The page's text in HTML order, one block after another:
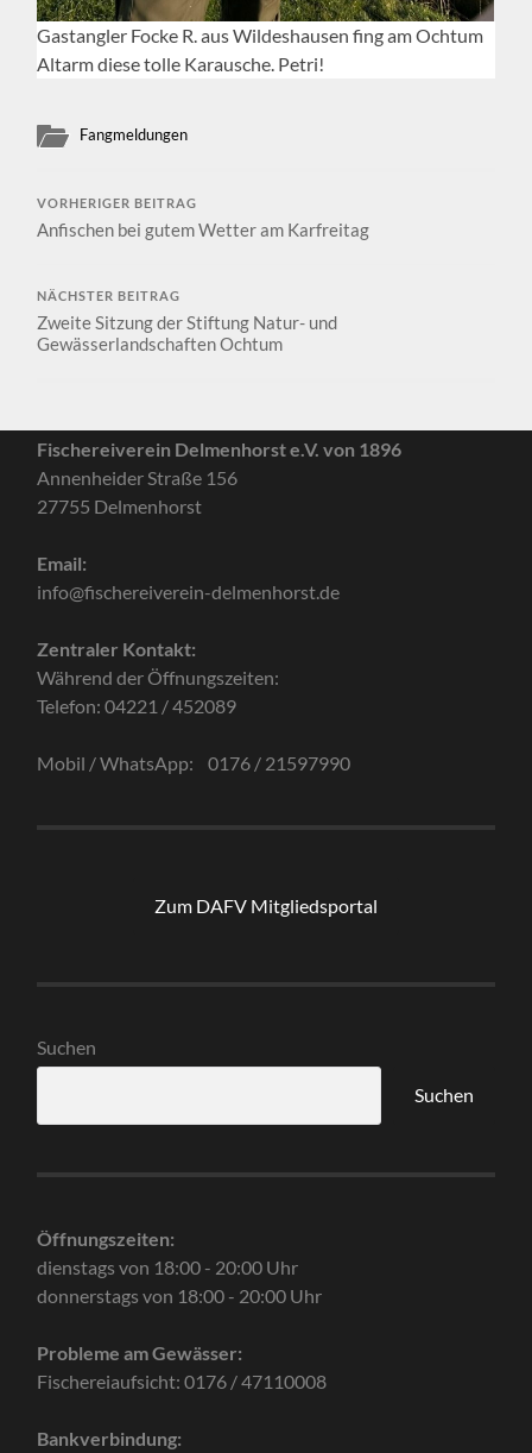
Gastangler Focke R. aus Wildeshausen fing am Ochtum
Altarm diese tolle Karausche. Petri!
Fangmeldungen
VORHERIGER BEITRAG
Anfischen bei gutem Wetter am Karfreitag
NÄCHSTER BEITRAG
Zweite Sitzung der Stiftung Natur- und
Gewässerlandschaften Ochtum
Fischereiverein Delmenhorst e.V. von 1896
Annenheider Straße 156
27755 Delmenhorst
Email:
info@fischereiverein-delmenhorst.de
Zentraler Kontakt:
Während der Öffnungszeiten:
Telefon: 04221 / 452089
Mobil / WhatsApp: 0176 / 21597990
Zum DAFV Mitgliedsportal
Suchen
Suchen
Öffnungszeiten:
dienstags von 18:00 - 20:00 Uhr
donnerstags von 18:00 - 20:00 Uhr
Probleme am Gewässer:
Fischereiaufsicht: 0176 / 47110008
Bankverbindung: